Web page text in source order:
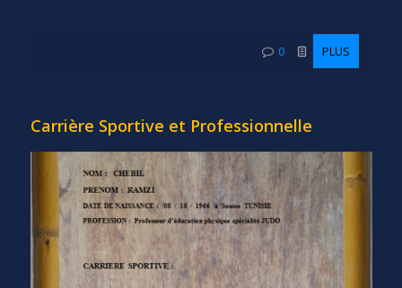
0 PLUS
Carrière Sportive et Professionnelle